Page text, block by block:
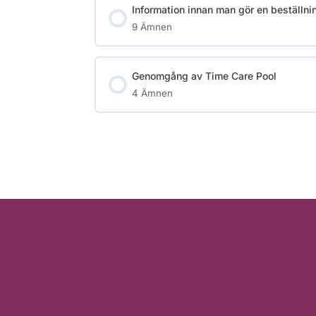
Information innan man gör en
9 Ämnen
Genomgång av Time Care Pool
4 Ämnen